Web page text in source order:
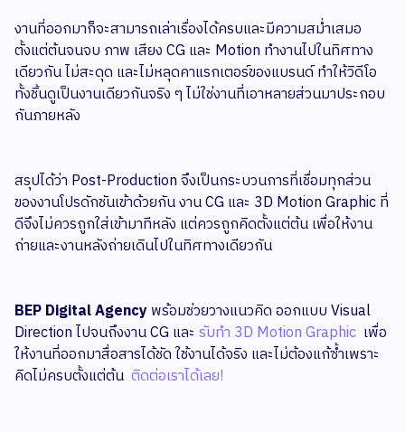
งานที่ออกมาก็จะสามารถเล่าเรื่องได้ครบและมีความสม่ำเสมอ
ตั้งแต่ต้นจนจบ ภาพ เสียง CG และ Motion ทำงานไปในทิศทาง
เดียวกัน ไม่สะดุด และไม่หลุดคาแรกเตอร์ของแบรนด์ ทำให้วิดีโอ
ทั้งชิ้นดูเป็นงานเดียวกันจริง ๆ ไม่ใช่งานที่เอาหลายส่วนมาประกอบ
กันภายหลัง
สรุปได้ว่า Post-Production จึงเป็นกระบวนการที่เชื่อมทุกส่วน
ของงานโปรดักชันเข้าด้วยกัน งาน CG และ 3D Motion Graphic ที่
ดีจึงไม่ควรถูกใส่เข้ามาทีหลัง แต่ควรถูกคิดตั้งแต่ต้น เพื่อให้งาน
ถ่ายและงานหลังถ่ายเดินไปในทิศทางเดียวกัน
BEP Digital Agencyพร้อมช่วยวางแนวคิด ออกแบบ Visual
Direction ไปจนถึงงาน CG และ รับทำ 3D Motion Graphic เพื่อ
ให้งานที่ออกมาสื่อสารได้ชัด ใช้งานได้จริง และไม่ต้องแก้ซ้ำเพราะ
คิดไม่ครบตั้งแต่ต้น ติดต่อเราได้เลย!